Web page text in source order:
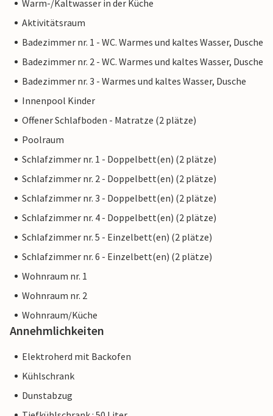
Warm-/Kaltwasser in der Küche
Aktivitätsraum
Badezimmer nr. 1 - WC. Warmes und kaltes Wasser, Dusche
Badezimmer nr. 2 - WC. Warmes und kaltes Wasser, Dusche
Badezimmer nr. 3 - Warmes und kaltes Wasser, Dusche
Innenpool Kinder
Offener Schlafboden - Matratze (2 plätze)
Poolraum
Schlafzimmer nr. 1 - Doppelbett(en) (2 plätze)
Schlafzimmer nr. 2 - Doppelbett(en) (2 plätze)
Schlafzimmer nr. 3 - Doppelbett(en) (2 plätze)
Schlafzimmer nr. 4 - Doppelbett(en) (2 plätze)
Schlafzimmer nr. 5 - Einzelbett(en) (2 plätze)
Schlafzimmer nr. 6 - Einzelbett(en) (2 plätze)
Wohnraum nr. 1
Wohnraum nr. 2
Wohnraum/Küche
Annehmlichkeiten
Elektroherd mit Backofen
Kühlschrank
Dunstabzug